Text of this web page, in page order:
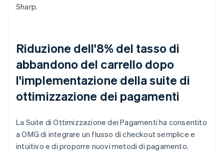
Sharp.
Riduzione dell'8% del tasso di
abbandono del carrello dopo
l'implementazione della suite di
ottimizzazione dei pagamenti
La Suite di Ottimizzazione dei Pagamenti ha consentito
a OMG di integrare un flusso di checkout semplice e
intuitivo e di proporre nuovi metodi di pagamento.